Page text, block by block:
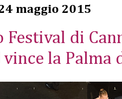
maggio 2015
Festival di
la Palma